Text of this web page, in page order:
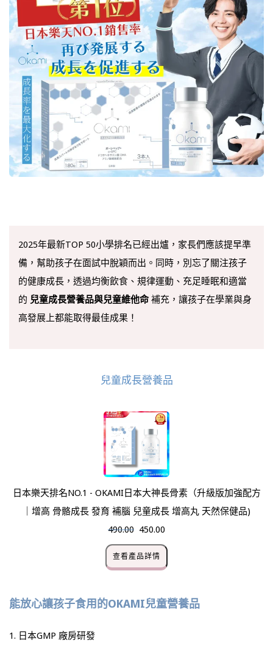
2025年最新TOP 50小學排名已經出爐，家長們應該提早準
備，幫助孩子在面試中脫穎而出。同時，別忘了關注孩子
的健康成長，透過均衡飲食、規律運動、充足睡眠和適當
的 兒童成長營養品與兒童維他命補充，讓孩子在學業與身
高發展上都能取得最佳成果！
兒童成長營養品
日本樂天排名NO.1 - OKAMI日本大神長骨素（升級版加強配方
｜增高 骨骼成長 發育 補腦 兒童成長 增高丸 天然保健品)
490.00 450.00
查看產品詳情
能放心讓孩子食用的OKAMI兒童營養品
1. 日本GMP 廠房研發